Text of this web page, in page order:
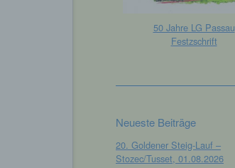
50 Jahre LG Passau
Festzschrift
Neueste Beiträge
20. Goldener Steig-Lauf –
Stozec/Tusset, 01.08.2026